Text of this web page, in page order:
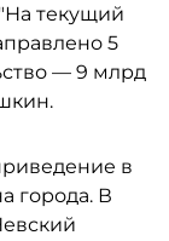
текущий
5
— 9 млрд
в
города. В